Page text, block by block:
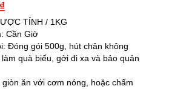
₫
TÍNH / 1KG
Cần Giờ
Đóng gói 500g, hút chân không
quà biếu, gởi đi xa và bảo quản
ăn với cơm nóng, hoặc chấm